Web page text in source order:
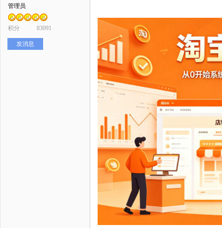
管理员
积分 83091
发消息